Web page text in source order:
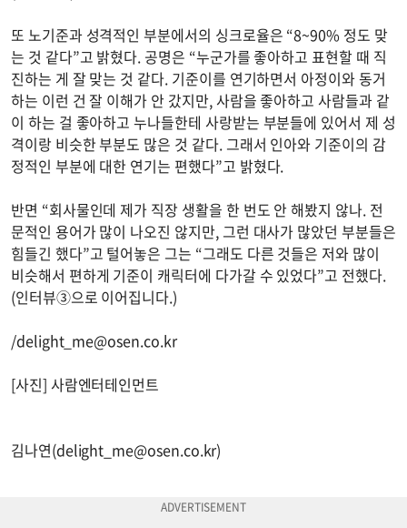
또 노기준과 성격적인 부분에서의 싱크로율은 “8~90% 정도 맞
는 것 같다”고 밝혔다. 공명은 “누군가를 좋아하고 표현할 때 직
진하는 게 잘 맞는 것 같다. 기준이를 연기하면서 아정이와 동거
하는 이런 건 잘 이해가 안 갔지만, 사람을 좋아하고 사람들과 같
이 하는 걸 좋아하고 누나들한테 사랑받는 부분들에 있어서 제 성
격이랑 비슷한 부분도 많은 것 같다. 그래서 인아와 기준이의 감
정적인 부분에 대한 연기는 편했다”고 밝혔다.
반면 “회사물인데 제가 직장 생활을 한 번도 안 해봤지 않나. 전
문적인 용어가 많이 나오진 않지만, 그런 대사가 많았던 부분들은
힘들긴 했다”고 털어놓은 그는 “그래도 다른 것들은 저와 많이
비슷해서 편하게 기준이 캐릭터에 다가갈 수 있었다”고 전했다.
(인터뷰③으로 이어집니다.)
/delight_me@osen.co.kr
[사진] 사람엔터테인먼트
김나연(delight_me@osen.co.kr)